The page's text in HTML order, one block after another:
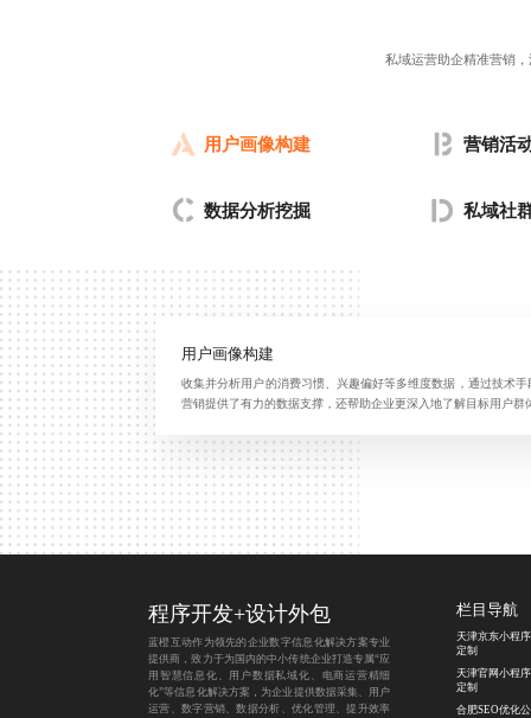
私域运营助企精准营销
用户画像构建 营销活
数据分析挖掘 私域社
用户画像构建
收集并分析用户的消费习惯、兴趣偏好等多维度数据，通过技术
营销提供了有力的数据支撑，还帮助企业更深入地了解目标用户
程序开发+设计外包
蓝橙互动作为领先的企业数字信息化解决方案专业
提供商，致力于为国内的中小传统企业打造专属“应
用智慧信息化、用户数据私域化、电商运营精细
化”等信息化解决方案，为企业提供数据采集、用户
运营、数字营销、数据分析、优化管理、提升效率
栏目导航
天津京东小程序
定制
天津官网小程序
定制
合肥SEO优化公